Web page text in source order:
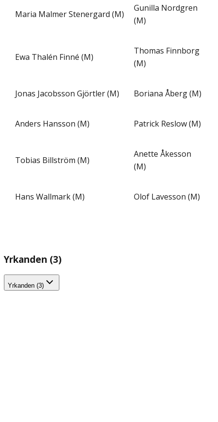
Maria Malmer Stenergard (M)
Gunilla Nordgren
(M)
Ewa Thalén Finné (M)
Thomas Finnborg
(M)
Jonas Jacobsson Gjörtler (M) Boriana Åberg (M)
Anders Hansson (M) Patrick Reslow (M)
Tobias Billström (M)
Anette Åkesson
(M)
Hans Wallmark (M) Olof Lavesson (M)
Yrkanden (3)
Yrkanden (3)